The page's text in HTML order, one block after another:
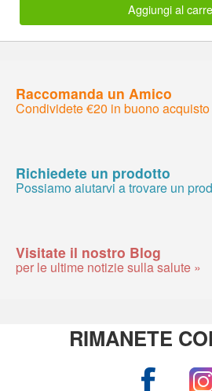
Aggiungi al
Raccomanda un Amico
Condividete €20 in buono acquisto
Richiedete un prodotto
Possiamo aiutarvi a trovare un
Visitate il nostro Blog
per le ultime notizie sulla salute »
RIMANETE